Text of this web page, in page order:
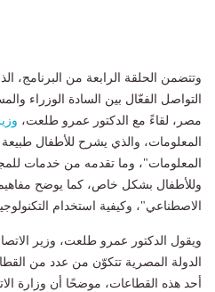
وتتضمن الحلقة الرابعة من البرنامج،
التواصل الفعّال بين السادة الوزراء
مصر، لقاءً مع الدكتور عمرو طلعت،
المعلومات، والذي يشرح للأطفال
المعلومات"، وما تقدمه من خدمات
وللأطفال بشكل خاص، كما يوضح
الاصطناعي"، وكيفية استخدام
ويقول الدكتور عمرو طلعت، وزير
الدولة المصرية تتكوّن من عدد من
أحد هذه القطاعات، موضحًا أن وزارة